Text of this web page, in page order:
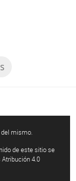
mismo.
de este sitio se
4.0